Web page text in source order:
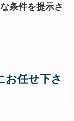
条件を提示さ
お任せ下さ